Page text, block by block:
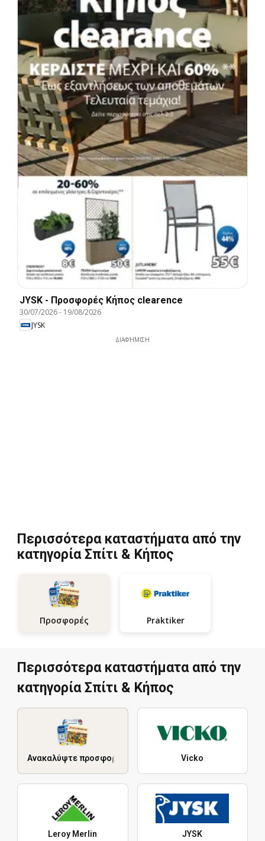
JYSK - Προσφορές Κήπος clearence
30/07/2026- 19/08/2026
JYSK
ΔΙΑΦΉΜΙΣΗ
Περισσότερα καταστήματα από την
κατηγορία Σπίτι & Κήπος
Προσφορές Praktiker
Περισσότερα καταστήματα από την
κατηγορία Σπίτι & Κήπος
Ανακαλύψτε προσφορές Vicko
Leroy Merlin JYSK